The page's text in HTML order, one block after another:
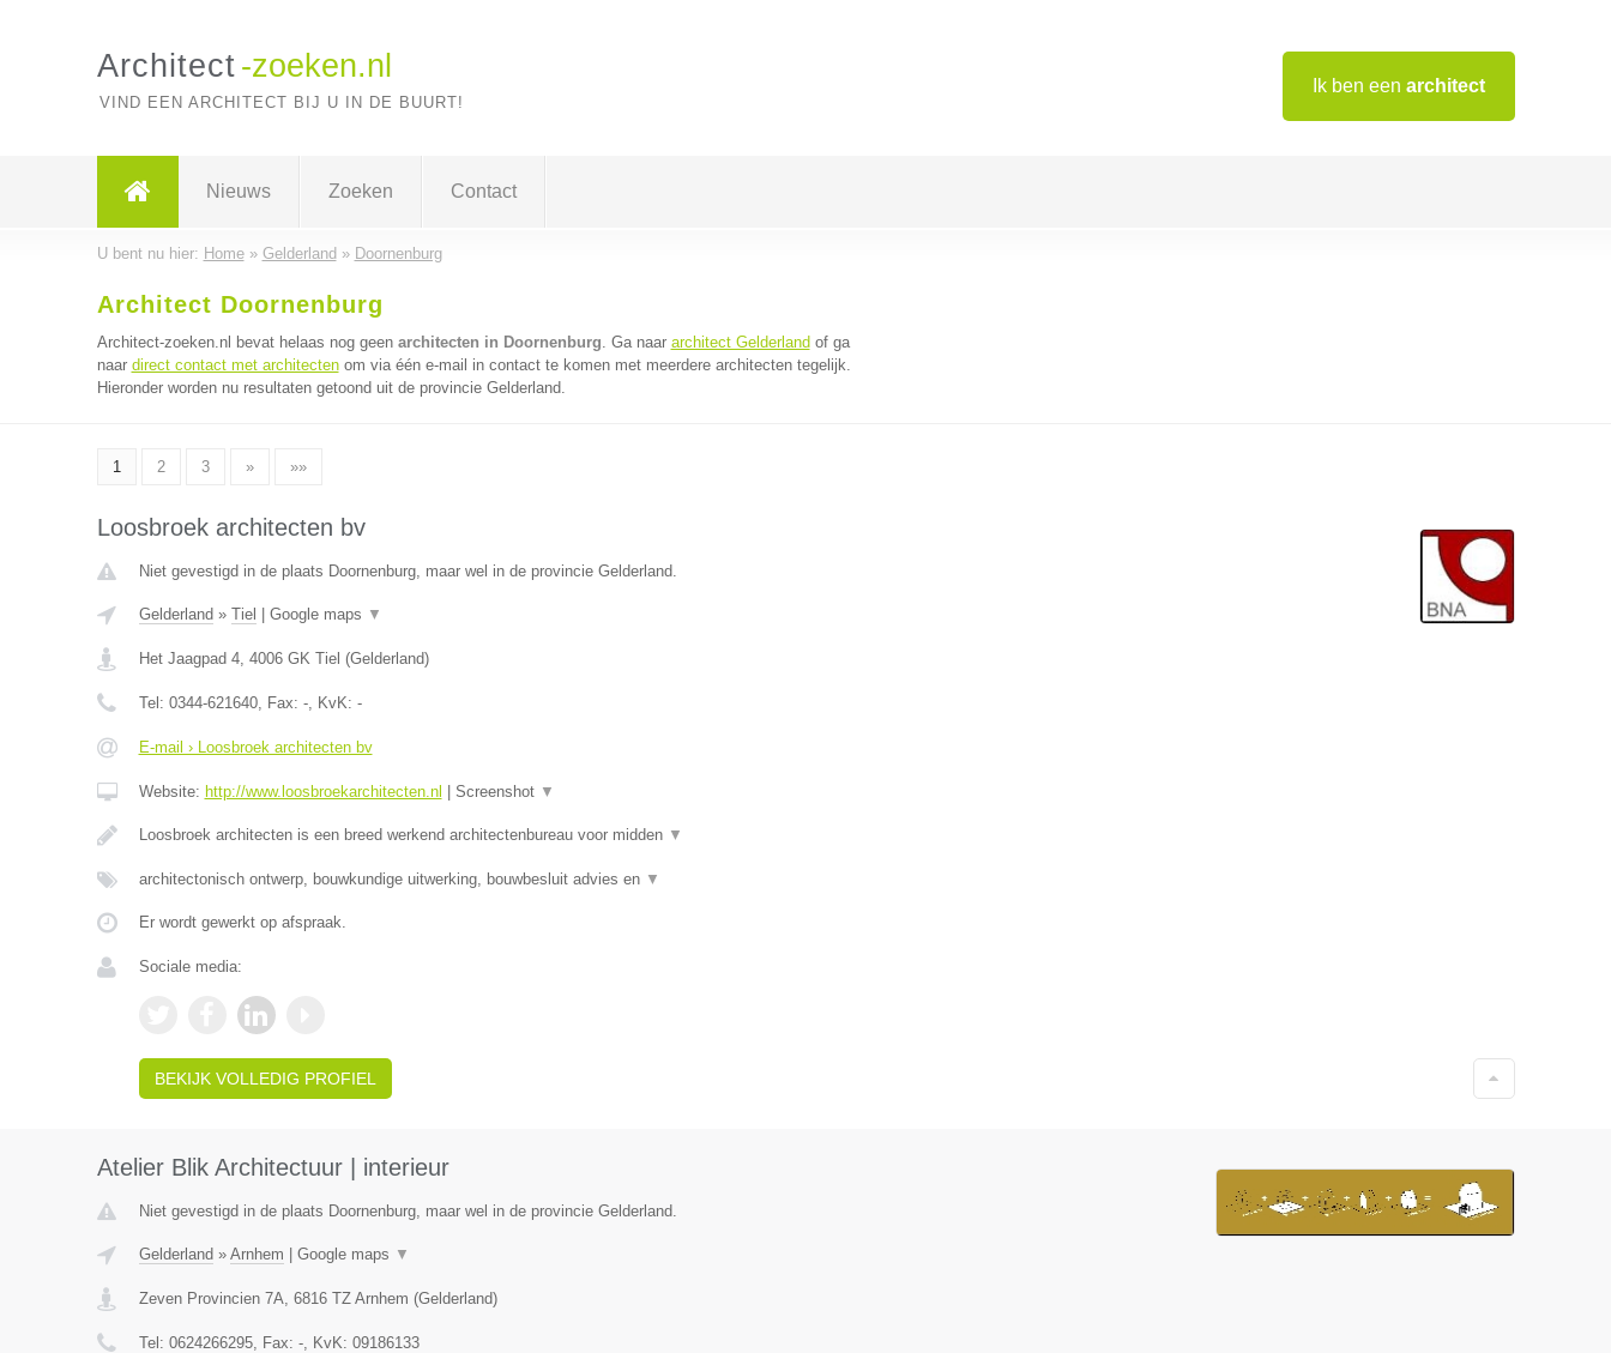
Ik ben een architect
Architect -zoeken.nl
VIND EEN ARCHITECT BIJ U IN DE BUURT!
Nieuws Zoeken Contact
U bent nu hier: Home» Gelderland » Doornenburg
Architect Doornenburg
Architect-zoeken.nl bevat helaas nog geen architecten in Doornenburg. Ga naar architect Gelderland of ga
naar direct contact met architectenom via één e-mail in contact te komen met meerdere architecten tegelijk.
Hieronder worden nu resultaten getoond uit de provincie Gelderland.
1 2 3 » »»
Loosbroek architecten bv
Niet gevestigd in de plaats Doornenburg, maar wel in de provincie Gelderland.
Gelderland » Tiel Google maps ▼
Het Jaagpad 4, 4006 GK Tiel (Gelderland)
Tel: 0344-621640, Fax: -, KvK: -
E-mail › Loosbroek architecten bv
Website: http://www.loosbroekarchitecten.nl Screenshot ▼
Loosbroek architecten is een breed werkend architectenbureau voor midden ▼
architectonisch ontwerp, bouwkundige uitwerking, bouwbesluit advies en ▼
Er wordt gewerkt op afspraak.
Sociale media:
BEKIJK VOLLEDIG PROFIEL
Atelier Blik Architectuur | interieur
Niet gevestigd in de plaats Doornenburg, maar wel in de provincie Gelderland.
Gelderland » Arnhem Google maps ▼
Zeven Provincien 7A, 6816 TZ Arnhem (Gelderland)
Tel: 0624266295, Fax: -, KvK: 09186133